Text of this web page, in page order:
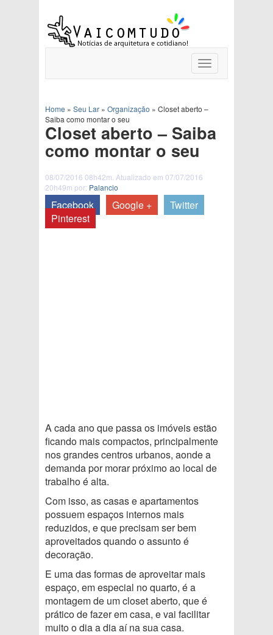
Toggle
navigation
Home » Seu Lar » Organização » Closet aberto –
Saiba como montar o seu
Closet aberto – Saiba
como montar o seu
08/07/2016 08h42m. Atualizado em 07/07/2016
20h49m por: Palancio
Facebook Google +
Twitter
Pinterest
A cada ano que passa os imóveis estão
ficando mais compactos, principalmente
nos grandes centros urbanos, aonde a
demanda por morar próximo ao local de
trabalho é alta.
Com isso, as casas e apartamentos
possuem espaços internos mais
reduzidos, e que precisam ser bem
aproveitados quando o assunto é
decoração.
E uma das formas de aproveitar mais
espaço, em especial no quarto, é a
montagem de um closet aberto, que é
prático de fazer em casa, e vai facilitar
muito o dia a dia aí na sua casa.